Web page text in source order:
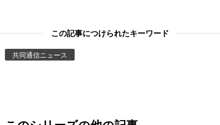
スポーツ・東京2020
Images
この記事につけられたキーワード
共同通信ニュース